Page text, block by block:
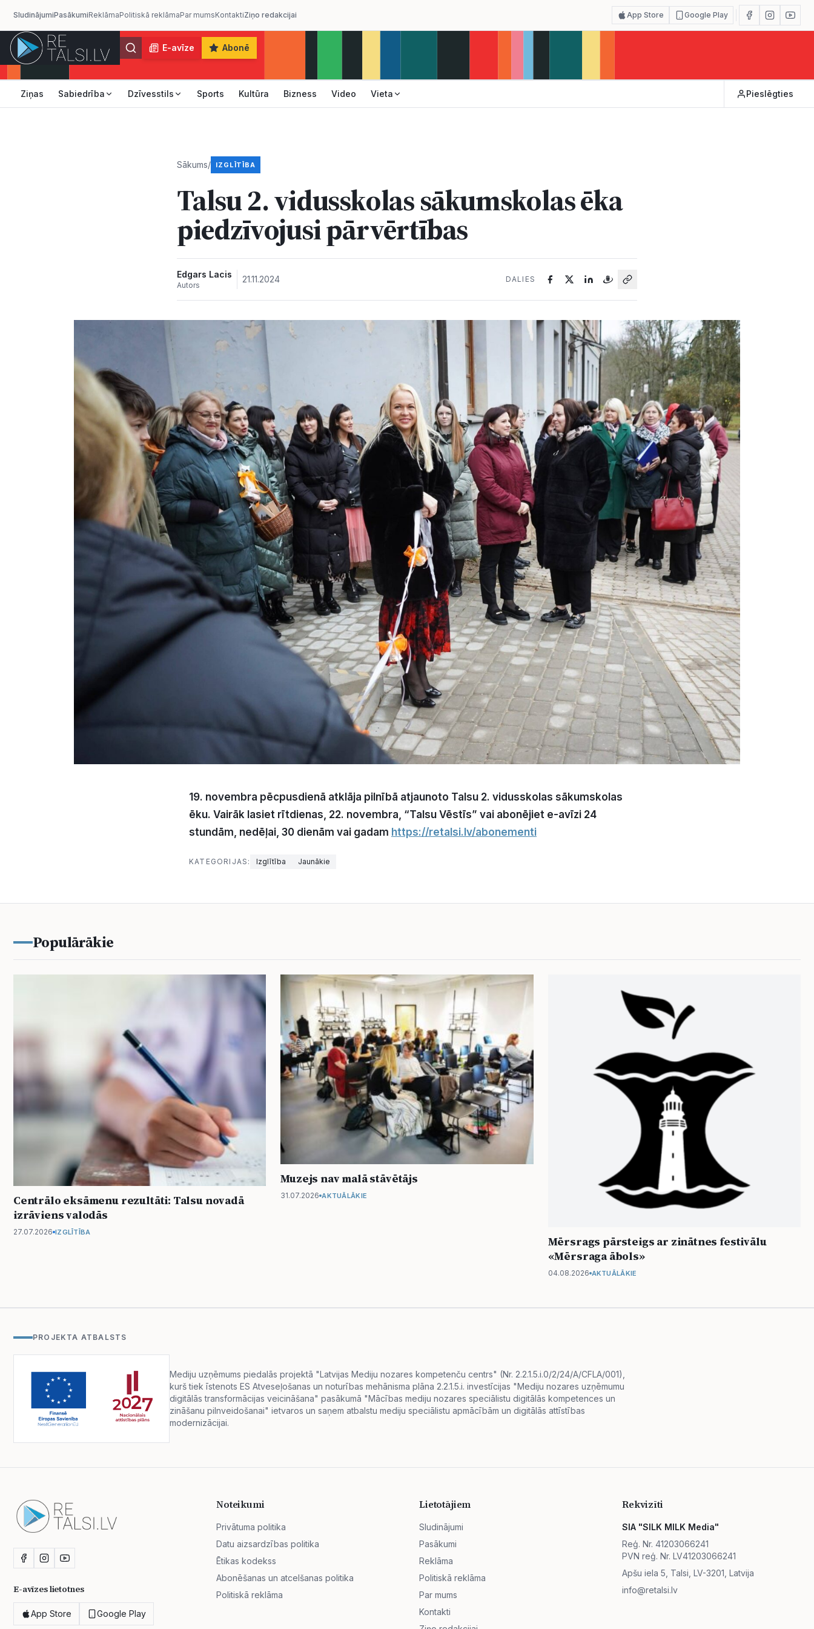
SludinājumiPasākumiReklāmaPolitiskā reklāmaPar mumsKontaktiZiņo redakcijai App Store Google Play
E-avīze Abonē
Ziņas Sabiedrība Dzīvesstils Sports Kultūra Bizness Video Vieta Pieslēgties
Sākums/ IZGLĪTĪBA
Talsu 2. vidusskolas sākumskolas ēka
piedzīvojusi pārvērtības
Edgars Lacis
Autors
21.11.2024 DALIES
19. novembra pēcpusdienā atklāja pilnībā atjaunoto Talsu 2. vidusskolas sākumskolas
ēku. Vairāk lasiet rītdienas, 22. novembra, “Talsu Vēstīs” vai abonējiet e-avīzi 24
stundām, nedēļai, 30 dienām vai gadam https://retalsi.lv/abonementi
KATEGORIJAS: Izglītība Jaunākie
Populārākie
Centrālo eksāmenu rezultāti: Talsu novadā
izrāviens valodās
27.07.2026 IZGLĪTĪBA
Muzejs nav malā stāvētājs
31.07.2026 AKTUĀLĀKIE
Mērsrags pārsteigs ar zinātnes festivālu
«Mērsraga ābols»
04.08.2026 AKTUĀLĀKIE
PROJEKTA ATBALSTS
Mediju uzņēmums piedalās projektā "Latvijas Mediju nozares kompetenču centrs" (Nr. 2.2.1.5.i.0/2/24/A/CFLA/001),
kurš tiek īstenots ES Atveseļošanas un noturības mehānisma plāna 2.2.1.5.i. investīcijas "Mediju nozares uzņēmumu
digitālās transformācijas veicināšana" pasākumā "Mācības mediju nozares speciālistu digitālās kompetences un
zināšanu pilnveidošanai" ietvaros un saņem atbalstu mediju speciālistu apmācībām un digitālās attīstības
modernizācijai.
E-avīzes lietotnes
App Store Google Play
Noteikumi
Privātuma politika
Datu aizsardzības politika
Ētikas kodekss
Abonēšanas un atcelšanas politika
Politiskā reklāma
Lietotājiem
Sludinājumi
Pasākumi
Reklāma
Politiskā reklāma
Par mums
Kontakti
Rekvizīti
SIA "SILK MILK Media"
Reģ. Nr. 41203066241
PVN reģ. Nr. LV41203066241
Apšu iela 5, Talsi, LV-3201, Latvija
info@retalsi.lv